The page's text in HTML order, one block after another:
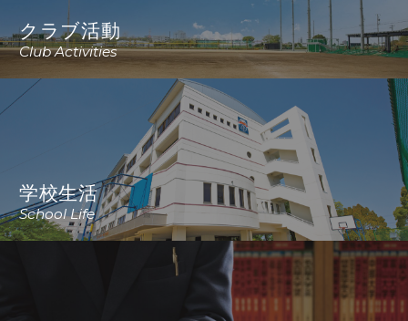
クラブ活動
Club Activities
学校生活
School Life